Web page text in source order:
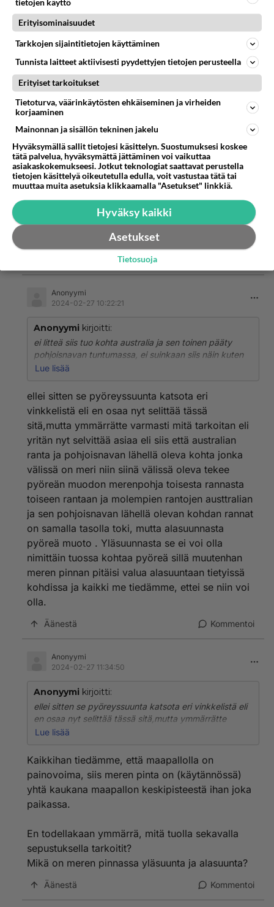
muistaakseni maapallon toiseen päähän eli
pohjoisnavalle päin ja välissä ei muistaakseni
mitään valtioita eli tuo kohta on minusta litteä,
mutta sitten kun katsoin tiettyjä muita alueita niin
siellä on sitä maapallon pyöreyttä . Eli siis
todellisuudessa maapallo on oikeasti sekä pyöreä
että litteä mut se riippuu täysin mistä kohtaa sitä
mitata/katsoa.
Äänestä Kommentoi
Anonyymi
2024-02-27 10:15:51
pääty pohjoisnavan tuntumassa, ei suinkaan siis
näin kuten virheellisesti väitin, muttei se voi olla
pyöreä tuosta kohdasta maapallo.
Anonyymi
2024-02-27 10:22:21
Anonyymi kirjoitti:
ei litteä siis tuo kohta australia ja sen toinen pääty
pohjoisnavan tuntumassa, ei suinkaan siis näin kuten
virheellisesti väitin, muttei se voi olla pyöreä tuosta
Lue lisää
ellei sitten se pyöreyssuunta katsota eri
vinkkelistä eli en osaa nyt selittää tässä
sitä,mutta ymmärrätte varmasti mitä tarkoitan eli
yritän nyt selvittää asiaa eli siis että australian
ranta ja pohjoisnavan lähellä oleva kohta jonka
välissä on meri niin siinä välissä oleva tekee
pyöreän muodon merenpohja toisesta rannasta
toiseen rantaan ja molempien rantojen austtralian
ja sen pohjoisnavan lähellä olevan kohdan rannat
on samalla tasolla toki, mutta alasuunnasta
pyöreä muoto . Yläsuunnasta se ei voi olla
nimittäin tuossa kohtaa pyöreä sillä muutenhan
meren pinnan pitäisi valua alasuuntaan tietyissä
kohdissa ja kaikki me tiedämme, ettei se niin voi
olla.
Äänestä Kommentoi
Anonyymi
2024-02-27 11:34:50
Anonyymi kirjoitti:
ellei sitten se pyöreyssuunta katsota eri vinkkelistä eli
en osaa nyt selittää tässä sitä,mutta ymmärrätte
varmasti mitä tarkoitan eli yritän nyt selvittää asiaa eli
kohta jonka välissä on meri niin siinä välissä oleva
tekee pyöreän muodon merenpohja toisesta rannasta
toiseen rantaan ja molempien rantojen austtralian ja
sen pohjoisnavan lähellä olevan kohdan rannat on
samalla tasolla toki, mutta alasuunnasta pyöreä muoto
pyöreä sillä muutenhan meren pinnan pitäisi valua
alasuuntaan tietyissä kohdissa ja kaikki me tiedämme,
ettei se niin voi olla.
Lue lisää
Kaikkihan tiedämme, että maapallolla on
painovoima, siis meren pinta on (käytännössä)
yhtä kaukana maapallon keskipisteestä ihan joka
paikassa.
En todellakaan ymmärrä, mitä tuolla sekavalla
sepustuksella tarkoitit?
Mikä on meren pinnassa yläsuunta ja alasuunta?
Äänestä Kommentoi
tietojen käyttö
Erityisominaisuudet
Tarkkojen sijaintitietojen käyttäminen
Tunnista laitteet aktiivisesti pyydettyjen tietojen perusteella
Erityiset tarkoitukset
Tietoturva, väärinkäytösten ehkäiseminen ja virheiden
korjaaminen
Mainonnan ja sisällön tekninen jakelu
Hyväksymällä sallit tietojesi käsittelyn. Suostumuksesi koskee
tätä palvelua, hyväksymättä jättäminen voi vaikuttaa
asiakaskokemukseesi. Jotkut teknologiat saattavat perustella
tietojen käsittelyä oikeutetulla edulla, voit vastustaa tätä tai
muuttaa muita asetuksia klikkaamalla "Asetukset" linkkiä.
Hyväksy kaikki
Asetukset
Tietosuoja